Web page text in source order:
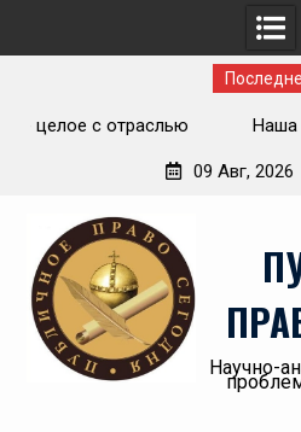
Наша задача – создание
экспертной
09 Авг, 2026
содержимому
Научно-